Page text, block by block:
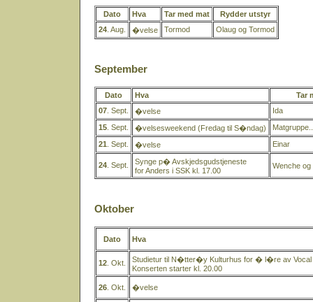
Dato Hva Tar med mat
Rydder utstyr
24 . Aug. �velse Tormod Olaug og Tormod
September
Dato Hva
Tar
07 . Sept. �velse
Ida
15 . Sept. �velsesweekend (Fredag til S�ndag)
21 . Sept. �velse Einar
24 . Sept.
Synge p� Avskjedsgudstjeneste
for Anders i SSK kl. 17.00
Wenche
Oktober
Dato Hva
12 . Okt.
Studietur til N�tter�y Kulturhus for � l�re av Vocal
Konserten starter kl. 20.00
26 . Okt. �velse